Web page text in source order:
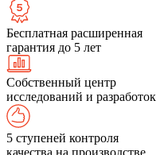
Бесплатная расширенная
гарантия до 5 лет
Собственный центр
исследований и разработок
5 ступеней контроля
качества на производстве